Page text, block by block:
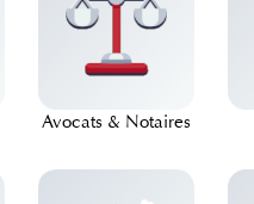
Avocats & Notaires